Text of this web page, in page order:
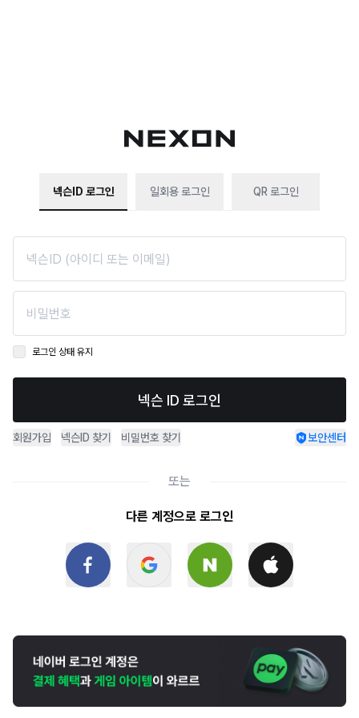
넥슨ID 로그인 일회용 로그인 QR 로그인
로그인 상태 유지
넥슨 ID 로그인
회원가입 넥슨ID 찾기 비밀번호 찾기 보안센터
또는
다른 계정으로 로그인